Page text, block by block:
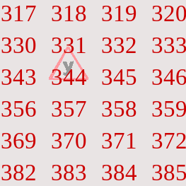
317 318 319
330 331 332
343 344 345
356 357 358
369 370 371
382 383 384